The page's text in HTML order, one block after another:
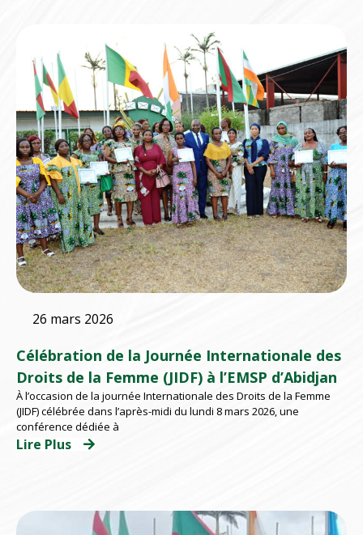
26 mars 2026
Célébration de la Journée Internationale des
Droits de la Femme (JIDF) à l’EMSP d’Abidjan
À l’occasion de la journée Internationale des Droits de la Femme
(JIDF) célébrée dans l’après-midi du lundi 8 mars 2026, une
conférence dédiée à
Lire Plus